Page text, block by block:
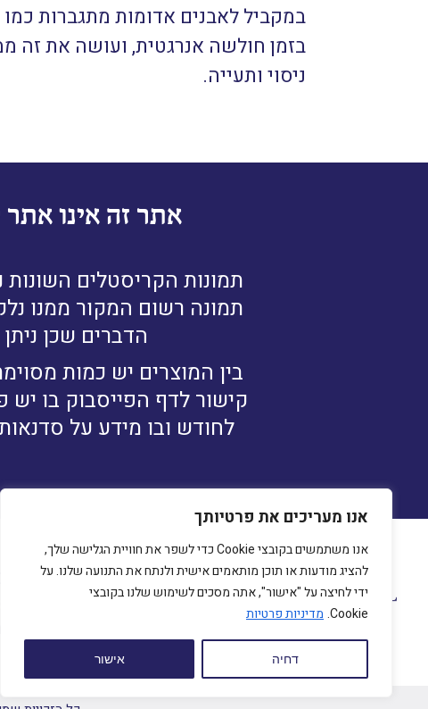
אנו מעריכים את פרטיותך
אנו משתמשים בקובצי Cookie כדי לשפר את חוויית הגלישה שלך,
להציג מודעות או תוכן מותאמים אישית ולנתח את התנועה שלנו. על
ידי לחיצה על "אישור", אתה מסכים לשימוש שלנו בקובצי
Cookie. מדיניות פרטיות
דחיה אישור
במקביל לאבנים אדומות מתגברות
בזמן חולשה אנרגטית, ועושה את זה
ניסוי ותעייה.
אתר זה אינו אתר
תמונות הקריסטלים
תמונה רשום המקור ממנו
הדברים שכן
בין המוצרים יש כמות
קישור לדף הפייסבוק בו
לחודש ובו מידע על
מיכל